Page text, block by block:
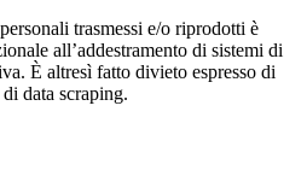
trasmessi e/o riprodotti è
all’addestramento di sistemi di
È altresì fatto divieto espresso di
data scraping.